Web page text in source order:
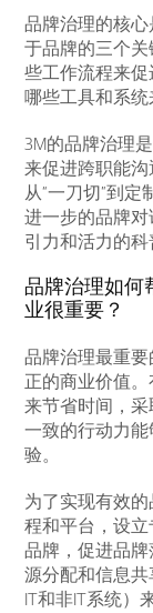
品牌治理的核
于品牌的三个
些工作流程来
哪些工具和系统
3M的品牌治理
来促进跨职能
从“一刀切”到
进一步的品牌
引力和活力的
品牌治理如何
业很重要？
品牌治理最重
正的商业价值
来节省时间，
一致的行动力
验。
为了实现有效
程和平台，设
品牌，促进品
源分配和信息
IT和非IT系统）